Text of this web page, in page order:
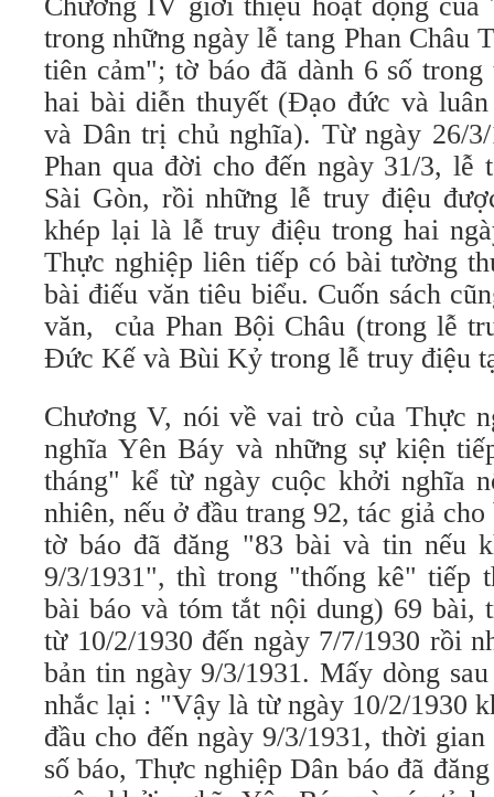
trong những ngày lễ tang Phan Châu
tiên cảm"; tờ báo đã dành 6 số trong
hai bài diễn thuyết (Đạo đức và
và Dân trị chủ nghĩa). Từ ngày 26/
Phan qua đời cho đến ngày 31/3, lễ
Sài Gòn, rồi những lễ truy điệu
khép lại là lễ truy điệu trong hai
Thực nghiệp liên tiếp có bài tường
bài điếu văn tiêu biểu. Cuốn sách
văn, của Phan Bội Châu (trong lễ
Đức Kế và Bùi Kỷ trong lễ truy điệu
Chương V, nói về vai trò của Thực
nghĩa Yên Báy và những sự kiện
tháng" kể từ ngày cuộc khởi nghĩa
nhiên, nếu ở đầu trang 92, tác giả
tờ báo đã đăng "83 bài và tin nếu
9/3/1931", thì trong "thống kê" tiếp
bài báo và tóm tắt nội dung) 69 bài,
từ 10/2/1930 đến ngày 7/7/1930 rồi
bản tin ngày 9/3/1931. Mấy dòng
nhắc lại : "Vậy là từ ngày 10/2/1930
đầu cho đến ngày 9/3/1931, thời
số báo, Thực nghiệp Dân báo đã